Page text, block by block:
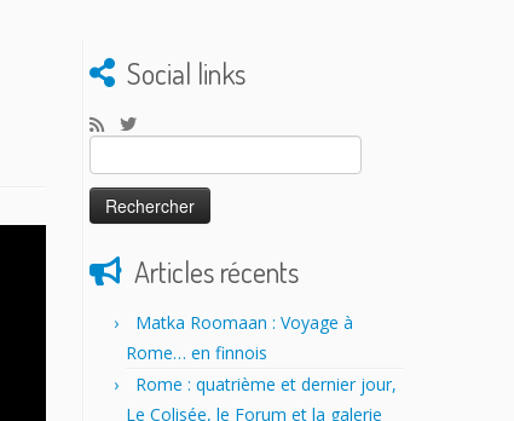
Social links
Rechercher :
Articles récents
Matka Roomaan : Voyage à
Rome… en finnois
Rome : quatrième et dernier jour,
Le Colisée, le Forum et la galerie